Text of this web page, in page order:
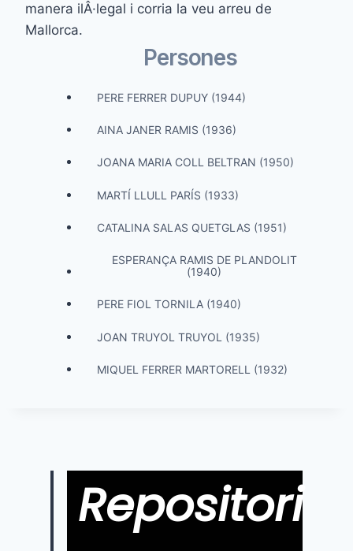
manera ilÂ·legal i corria la veu arreu de
Mallorca.
Persones
PERE FERRER DUPUY (1944)
AINA JANER RAMIS (1936)
JOANA MARIA COLL BELTRAN (1950)
MARTÍ LLULL PARÍS (1933)
CATALINA SALAS QUETGLAS (1951)
ESPERANÇA RAMIS DE PLANDOLIT
(1940)
PERE FIOL TORNILA (1940)
JOAN TRUYOL TRUYOL (1935)
MIQUEL FERRER MARTORELL (1932)
Repositori